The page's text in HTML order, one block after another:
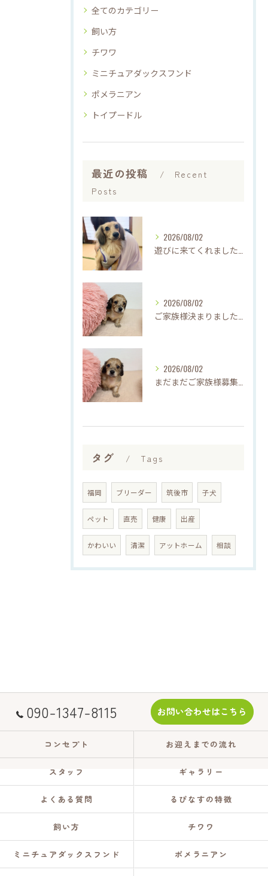
全てのカテゴリー
飼い方
チワワ
ミニチュアダックスフンド
ポメラニアン
トイプードル
最近の投稿
Recent
Posts
2026/08/02
遊びに来てくれました♡(о´∀`о)
2026/08/02
ご家族様決まりました♡♪
2026/08/02
まだまだご家族様募集してますU・x・U✳︎
タグ Tags
福岡 ブリーダー 筑後市 子犬
ペット 直売 健康 出産
かわいい 清潔 アットホーム 相談
090-1347-8115 お問い合わせはこちら
コンセプト お迎えまでの流れ
スタッフ ギャラリー
よくある質問 るぴなすの特徴
飼い方 チワワ
ミニチュアダックスフンド ポメラニアン